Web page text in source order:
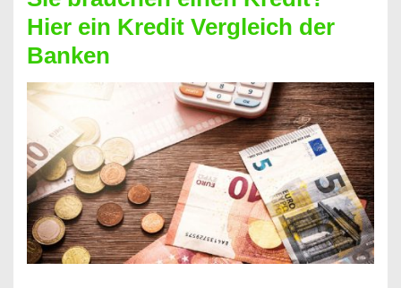
Summe
Geld?
Hier
einen
10000
Euro
Kredit
finden
Hier ein Kredit Vergleich der
Banken